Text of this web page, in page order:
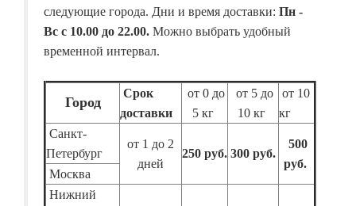
следующие города. Дни и время доставки: Пн -
Вс с 10.00 до 22.00. Можно выбрать удобный
временной интервал.
Город
Срок
доставки
от 0 до
5 кг
от 5 до
10 кг
от 10
кг
Санкт-
Петербург
от 1 до 2
дней
250 руб. 300 руб.
500
руб.
Москва
Нижний